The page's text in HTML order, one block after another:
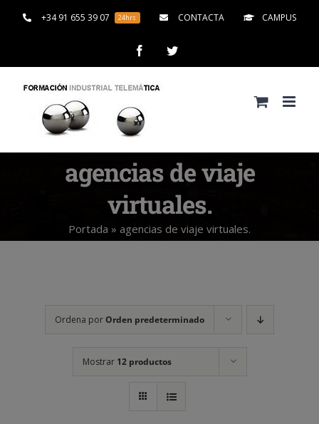
+34 91 655 39 07 24hrs CONTACTA CAMPUS
FacebookTwitter
agencias de viaje
virtuales.
Portada » agencias de viaje virtuales.
Ordena porOrden predeterminado
Mostrar 12 productos